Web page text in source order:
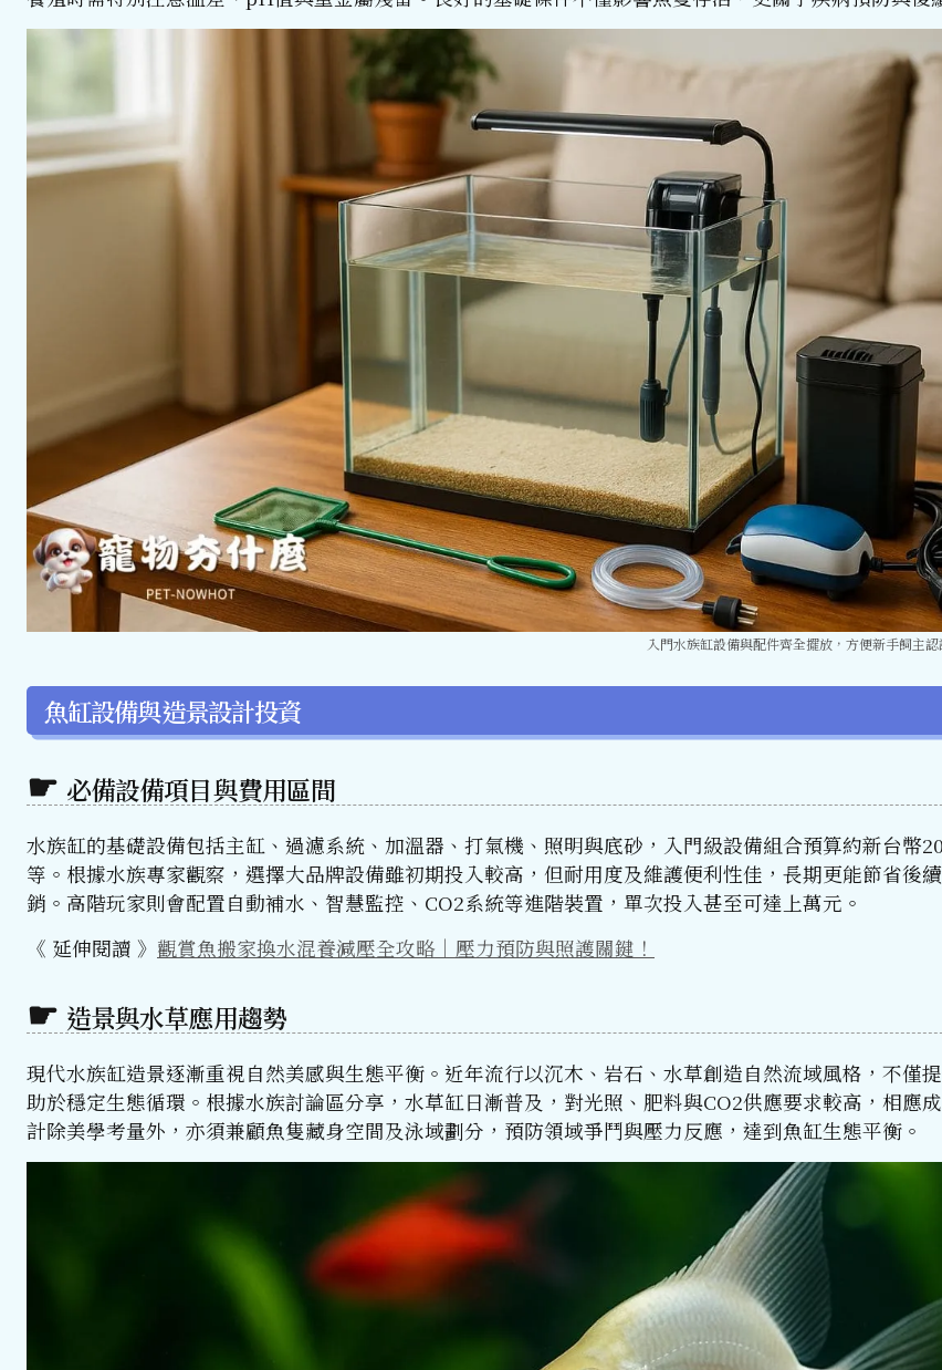
入門水族缸設備與配件齊全擺放，方便新手飼主
魚缸設備與造景設計投資
必備設備項目與費用區間
水族缸的基礎設備包括主缸、過濾系統、加溫器、打氣機、照明與底砂，入門級設備組合預算約新台幣
等。根據水族專家觀察，選擇大品牌設備雖初期投入較高，但耐用度及維護便利性佳，長期更能節省後
銷。高階玩家則會配置自動補水、智慧監控、CO2系統等進階裝置，單次投入甚至可達上萬元。
《 延伸閱讀 》 觀賞魚搬家換水混養減壓全攻略｜壓力預防與照護關鍵！
造景與水草應用趨勢
現代水族缸造景逐漸重視自然美感與生態平衡。近年流行以沉木、岩石、水草創造自然流域風格，不僅
助於穩定生態循環。根據水族討論區分享，水草缸日漸普及，對光照、肥料與CO2供應要求較高，相應
計除美學考量外，亦須兼顧魚隻藏身空間及泳域劃分，預防領域爭鬥與壓力反應，達到魚缸生態平衡。